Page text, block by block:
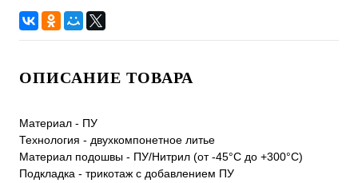
ОПИСАНИЕ ТОВАРА
Материал - ПУ
Технология - двухкомпонетное литье
Материал подошвы - ПУ/Нитрил (от -45°С до +300°С)
Подкладка - трикотаж с добавлением ПУ